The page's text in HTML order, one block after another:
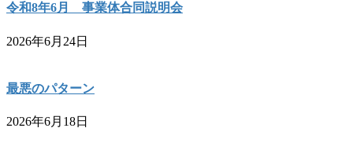
令和8年6月 事業体合同説明会
2026年6月24日
最悪のパターン
2026年6月18日